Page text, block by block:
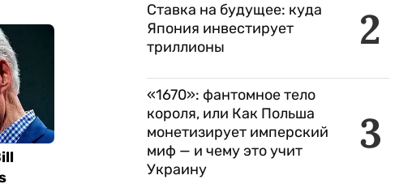
2
Ставка на будущее: куда
Япония инвестирует
триллионы
3
«1670»: фантомное тело
короля, или Как Польша
монетизирует имперский
миф — и чему это учит
Украину